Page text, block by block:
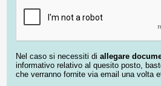
Nel caso si necessiti di allegare
informativo relativo al quesito posto,
che verranno fornite via email una volta